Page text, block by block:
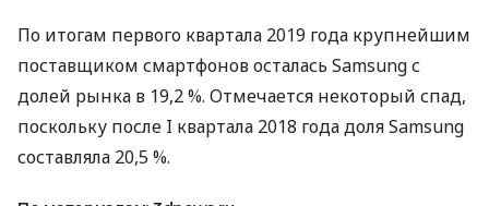
По итогам первого квартала 2019 года крупнейшим
поставщиком смартфонов осталась Samsung с
долей рынка в 19,2 %. Отмечается некоторый спад,
поскольку после I квартала 2018 года доля Samsung
составляла 20,5 %.